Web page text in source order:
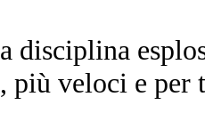
disciplina
più veloci e per